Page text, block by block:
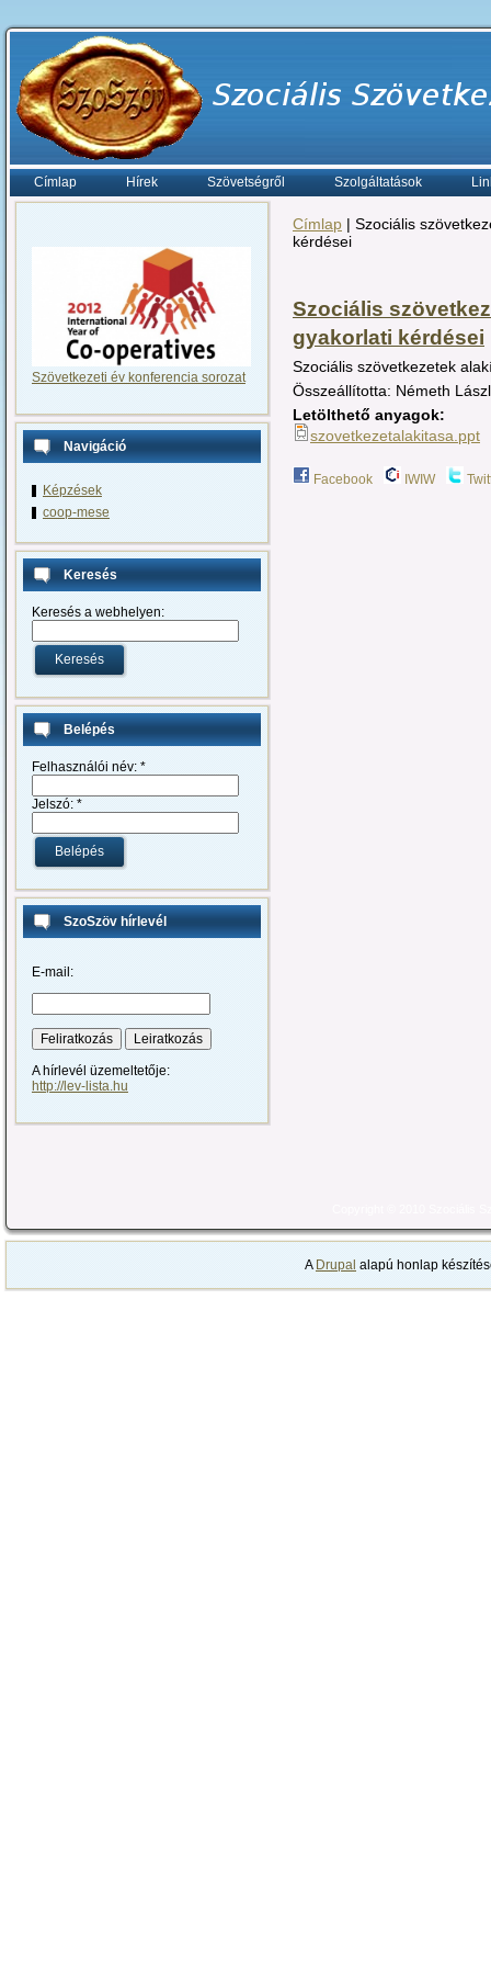
Címlap Hírek Szövetségről Szolgáltatások
Szövetkezeti év konferencia sorozat
Navigáció
Képzések
coop-mese
Keresés
Keresés a webhelyen:
Belépés
Felhasználói név: *
Jelszó: *
SzoSzöv hírlevél
E-mail:
A hírlevél üzemeltetője:
http://lev-lista.hu
Címlap | Szociális
kérdései
Szociális
gyakorlati kérdései
Szociális szövetkezetek
Összeállította: Németh
Letölthető anyagok:
szovetkezetalakitasa.ppt
Facebook IWIW
A Drupal alapú honlap